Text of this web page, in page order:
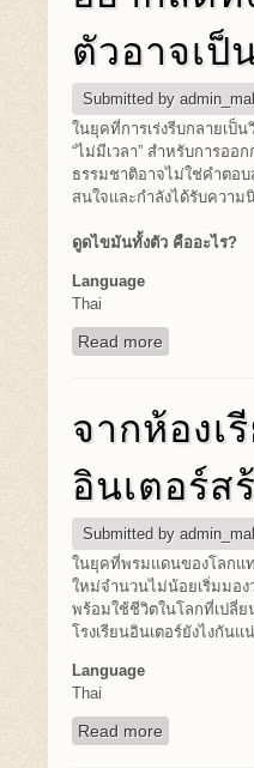
ตัวอาจเ
Submitted by
ในยุคที่การเร่งรีบกลายเ
“ไม่มีเวลา” สำหรับการออ
ธรรมชาติอาจไม่ใช่คำตอ
สนใจและกำลังได้รับความ
ดูดไขมันทั้งตัว คืออะไร?
Language
Thai
Read more
จากห้องเ
อินเตอร์สร้า
Submitted by
ในยุคที่พรมแดนของโลกแ
ใหม่จำนวนไม่น้อยเริ่มมอง
พร้อมใช้ชีวิตในโลกที่เปลี่ย
โรงเรียนอินเตอร์ยังไงกันแ
Language
Thai
Read more